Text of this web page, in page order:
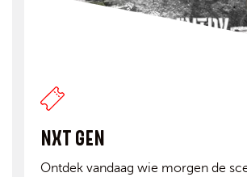
NXT GEN
Ontdek vandaag wie morgen de